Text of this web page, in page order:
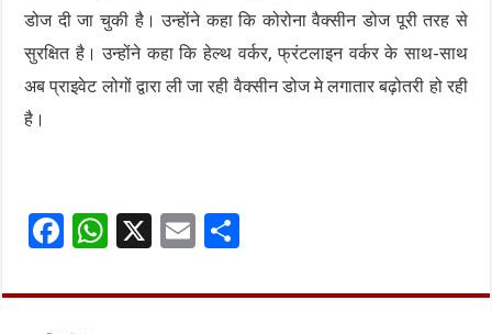
डोज दी जा चुकी है। उन्होंने कहा कि कोरोना वैक्सीन डोज पूरी तरह से
सुरक्षित है। उन्होंने कहा कि हेल्थ वर्कर, फ्रंटलाइन वर्कर के साथ-साथ
अब प्राइवेट लोगों द्वारा ली जा रही वैक्सीन डोज मे लगातार बढ़ोतरी हो रही
है।
F
e
W
at
X
E
ai ar